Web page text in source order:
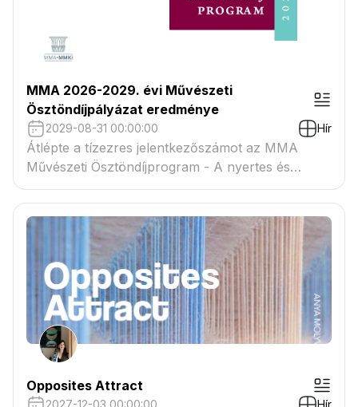
MMA 2026-2029. évi Művészeti
Ösztöndíjpályázat eredménye
2029-08-31 00:00:00 Hír
Átlépte a tízezres jelentkezőszámot az MMA
Művészeti Ösztöndíjprogram - A nyertes és
tartaléklistás pályázók névsora megtekinthető a
csatolmányban
Opposites Attract
2027-12-03 00:00:00 Hír